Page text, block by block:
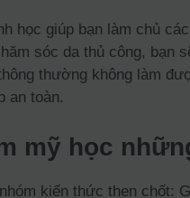
học giúp bạn làm chủ
sóc da thủ công, bạn
thường không làm
an toàn.
mỹ học
kiến thức then chốt: